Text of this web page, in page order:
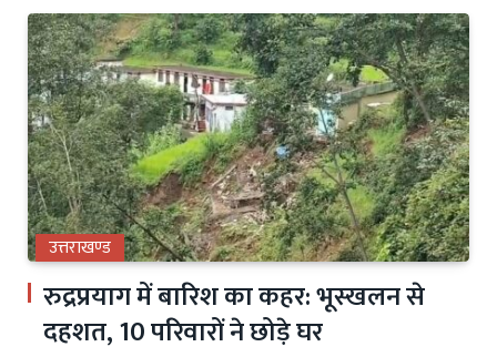
उत्तराखण्ड
रुद्रप्रयाग में बारिश का कहर: भूस्खलन से
दहशत, 10 परिवारों ने छोड़े घर